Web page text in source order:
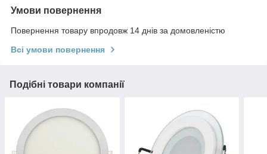
Умови повернення
Повернення товару впродовж 14 днів за домовленістю
Всі умови повернення
Подібні товари компанії